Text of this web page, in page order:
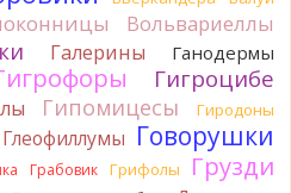
земле и в руке - разные грибы.
но вода и гриб при варке
спасибо.
Вольвариеллы
Галерины Ганодермы
Гигроцибе
Гипомицесы Гиродоны
Глеофиллумы Говорушки
Грабовик Грифолы Грузди